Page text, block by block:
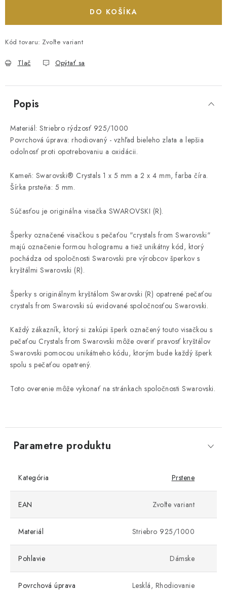
DO KOŠÍKA
Kód tovaru: Zvoľte variant
Tlač Opýtať sa
Popis
Materiál: Striebro rýdzosť 925/1000
Povrchová úprava: rhodiovaný - vzhľad bieleho zlata a lepšia
odolnosť proti opotrebovaniu a oxidácii.
Kameň: Swarovski® Crystals 1 x 5 mm a 2 x 4 mm, farba číra.
Šírka prsteňa: 5 mm.
Súčasťou je originálna visačka SWAROVSKI (R).
Šperky označené visačkou s pečaťou "crystals from Swarovski"
majú označenie formou hologramu a tiež unikátny kód, ktorý
pochádza od spoločnosti Swarovski pre výrobcov šperkov s
kryštálmi Swarovski (R).
Šperky s originálnym kryštálom Swarovski (R) opatrené pečaťou
crystals from Swarovski sú evidované spoločnosťou Swarovski.
Každý zákazník, ktorý si zakúpi šperk označený touto visačkou s
pečaťou Crystals from Swarovski môže overiť pravosť kryštálov
Swarovski pomocou unikátneho kódu, ktorým bude každý šperk
spolu s pečaťou opatrený.
Toto overenie môže vykonať na stránkach spoločnosti Swarovski.
Parametre produktu
Kategória Prstene
EAN Zvoľte variant
Materiál Striebro 925/1000
Pohlavie Dámske
Povrchová úprava Lesklá, Rhodiovanie